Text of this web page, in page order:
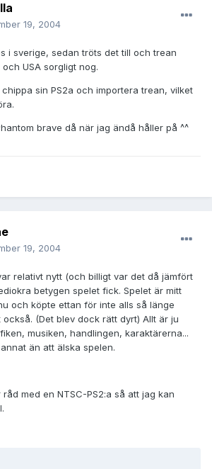
19, 2004
i sverige, sedan tröts det till och trean
USA sorgligt nog.
sin PS2a och importera trean, vilket
brave då när jag ändå håller på ^^
19, 2004
relativt nytt (och billigt var det då jämfört
betygen spelet fick. Spelet är mitt
och köpte ettan för inte alls så länge
(Det blev dock rätt dyrt) Allt är ju
musiken, handlingen, karaktärerna...
än att älska spelen.
med en NTSC-PS2:a så att jag kan